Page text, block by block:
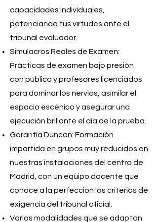
capacidades individuales,
potenciando tus virtudes ante el
tribunal evaluador.
Simulacros Reales de Examen:
Prácticas de examen bajo presión
con público y profesores licenciados
para dominar los nervios, asimilar el
espacio escénico y asegurar una
ejecución brillante el día de la prueba.
Garantía Duncan: Formación
impartida en grupos muy reducidos en
nuestras instalaciones del centro de
Madrid, con un equipo docente que
conoce a la perfección los criterios de
exigencia del tribunal oficial.
Varias modalidades que se adaptan